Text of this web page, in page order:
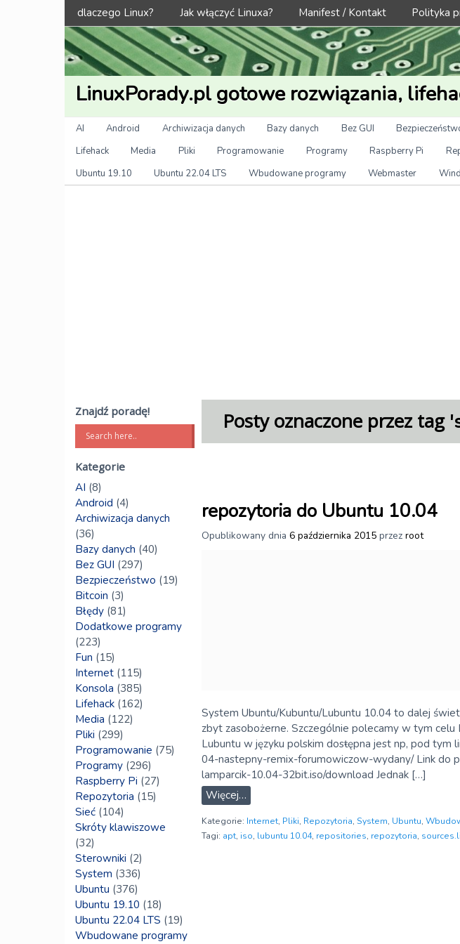
Menu
dlaczego Linux? Jak włączyć Linuxa? Manifest / Kontakt Polityka
LinuxPorady.pl gotowe rozwiązania,
Kategorie
AI Android Archiwizacja danych Bazy danych Bez GUI
Lifehack
Media Pliki Programowanie Programy Raspberry Pi
Ubuntu 19.10
Ubuntu 22.04 LTS Wbudowane programy Webmaster
Posty oznaczone przez tag '
repozytoria do Ubuntu 10.04
Opublikowany dnia 6 października 2015 przez root
System Ubuntu/Kubuntu/Lubuntu 10.04 to dalej
zbyt zasobożerne. Szczególnie polecamy w tym
Lubuntu w języku polskim dosŧępna jest np, pod
04-nastepny-remix-forumowiczow-wydany/ Link do
lamparcik-10.04-32bit.iso/download Jednak […]
Więcej…
Kategorie: Internet, Pliki, Repozytoria, System, Ubuntu,
Tagi: apt, iso, lubuntu 10.04, repositories, repozytoria,
Znajdź poradę!
Kategorie
AI (8)
Android (4)
Archiwizacja danych
(36)
Bazy danych (40)
Bez GUI (297)
Bezpieczeństwo (19)
Bitcoin (3)
Błędy (81)
Dodatkowe programy
(223)
Fun (15)
Internet (115)
Konsola (385)
Lifehack (162)
Media (122)
Pliki (299)
Programowanie (75)
Programy (296)
Raspberry Pi (27)
Repozytoria (15)
Sieć (104)
Skróty klawiszowe
(32)
Sterowniki (2)
System (336)
Ubuntu (376)
Ubuntu 19.10 (18)
Ubuntu 22.04 LTS (19)
Wbudowane programy